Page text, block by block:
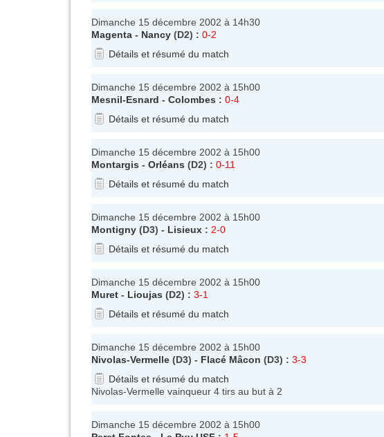
Dimanche 15 décembre 2002 à 14h30
Magenta - Nancy (D2) : 0-2
Détails et résumé du match
Dimanche 15 décembre 2002 à 15h00
Mesnil-Esnard - Colombes : 0-4
Détails et résumé du match
Dimanche 15 décembre 2002 à 15h00
Montargis - Orléans (D2) : 0-11
Détails et résumé du match
Dimanche 15 décembre 2002 à 15h00
Montigny (D3) - Lisieux : 2-0
Détails et résumé du match
Dimanche 15 décembre 2002 à 15h00
Muret - Lioujas (D2) : 3-1
Détails et résumé du match
Dimanche 15 décembre 2002 à 15h00
Nivolas-Vermelle (D3) - Flacé Mâcon (D3) : 3-3
Détails et résumé du match
Nivolas-Vermelle vainqueur 4 tirs au but à 2
Dimanche 15 décembre 2002 à 15h00